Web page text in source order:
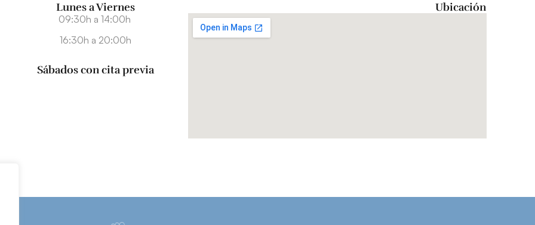
Lunes a Viernes
09:30h a 14:00h
16:30h a 20:00h
Sábados con cita previa
Ubicación